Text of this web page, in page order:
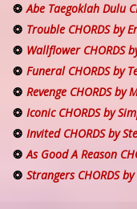
Abe Taegoklah Dulu
Trouble CHORDS by
Wallflower CHORDS
Funeral CHORDS by
Revenge CHORDS by
Iconic CHORDS by
Invited CHORDS by
As Good A Reason
Strangers CHORDS